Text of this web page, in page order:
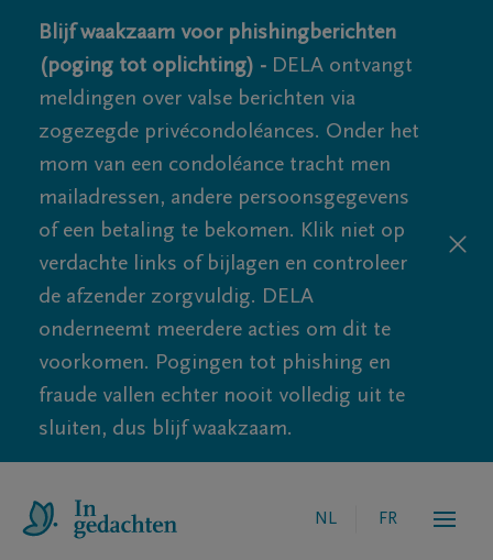
Blijf waakzaam voor phishingberichten
(poging tot oplichting) - DELA ontvangt
meldingen over valse berichten via
zogezegde privécondoléances. Onder het
mom van een condoléance tracht men
mailadressen, andere persoonsgegevens
of een betaling te bekomen. Klik niet op
verdachte links of bijlagen en controleer
de afzender zorgvuldig. DELA
onderneemt meerdere acties om dit te
voorkomen. Pogingen tot phishing en
fraude vallen echter nooit volledig uit te
sluiten, dus blijf waakzaam.
NL FR